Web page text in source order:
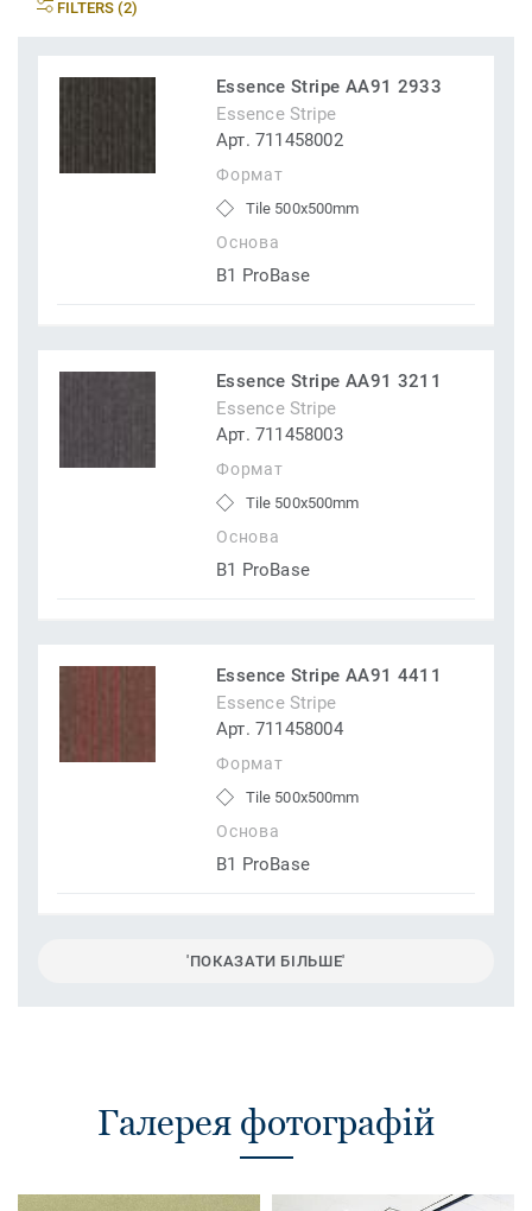
FILTERS (2)
Essence Stripe AA91 2933
Essence Stripe
Арт. 711458002
Формат
Tile 500x500mm
Основа
B1 ProBase
Essence Stripe AA91 3211
Essence Stripe
Арт. 711458003
Формат
Tile 500x500mm
Основа
B1 ProBase
Essence Stripe AA91 4411
Essence Stripe
Арт. 711458004
Формат
Tile 500x500mm
Основа
B1 ProBase
'ПОКАЗАТИ БІЛЬШЕ'
Галерея фотографій